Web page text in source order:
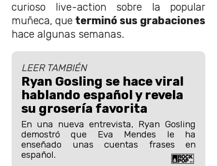
curioso live-action sobre la popular
muñeca, que terminó sus grabaciones
hace algunas semanas.
LEER TAMBIÉN
Ryan Gosling se hace viral
hablando español y revela
su grosería favorita
En una nueva entrevista, Ryan Gosling
demostró que Eva Mendes le ha
enseñado unas cuentas frases en
español.